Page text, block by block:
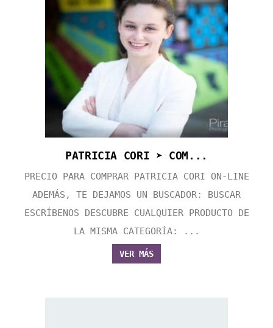
PATRICIA CORI ➤ COM...
PRECIO PARA COMPRAR PATRICIA CORI ON-LINE
ADEMÁS, TE DEJAMOS UN BUSCADOR: BUSCAR
ESCRÍBENOS DESCUBRE CUALQUIER PRODUCTO DE
LA MISMA CATEGORÍA: ...
VER MÁS